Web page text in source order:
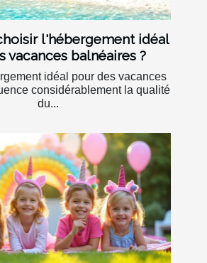
l'hébergement idéal
vacances balnéaires ?
idéal pour des vacances
considérablement la qualité
du...